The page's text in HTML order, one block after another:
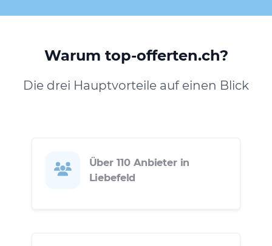
Warum top-offerten.ch?
Die drei Hauptvorteile auf einen Blick
Über 110 Anbieter in
Liebefeld